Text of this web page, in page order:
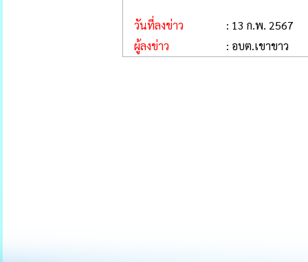
วันที่ลงข่าว
: 13 ก.พ. 2567
ผู้ลงข่าว
: อบต.เขาขาว